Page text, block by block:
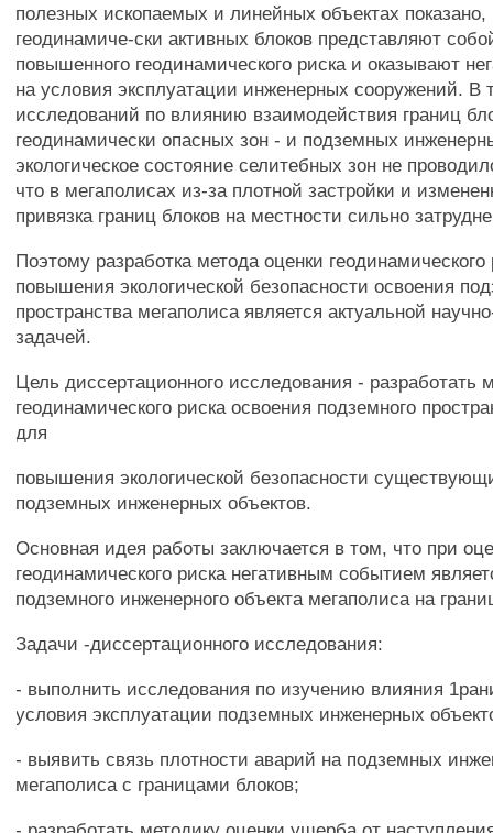
полезных ископаемых и линейных объектах показано,
геодинамиче-ски активных блоков представляют
повышенного геодинамического риска и оказывают
на условия эксплуатации инженерных сооружений. В
исследований по влиянию взаимодействия границ
геодинамически опасных зон - и подземных
экологическое состояние селитебных зон не
что в мегаполисах из-за плотной застройки и
привязка границ блоков на местности сильно
Поэтому разработка метода оценки геодинамического
повышения экологической безопасности освоения
пространства мегаполиса является актуальной
задачей.
Цель диссертационного исследования - разработать
геодинамического риска освоения подземного
для
повышения экологической безопасности
подземных инженерных объектов.
Основная идея работы заключается в том, что при
геодинамического риска негативным событием
подземного инженерного объекта мегаполиса на
Задачи -диссертационного исследования:
- выполнить исследования по изучению влияния
условия эксплуатации подземных инженерных
- выявить связь плотности аварий на подземных
мегаполиса с границами блоков;